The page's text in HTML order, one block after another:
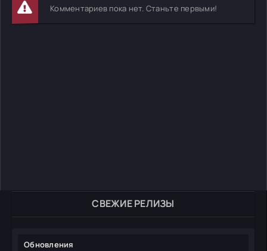
СВЕЖИЕ РЕЛИЗЫ
Обновления
Комментариев пока нет. Станьте первыми!